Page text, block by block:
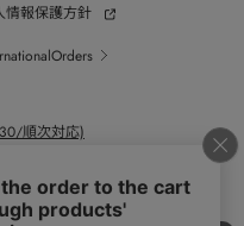
情報保護方針
順次対応)
10：30～18：00）
ー